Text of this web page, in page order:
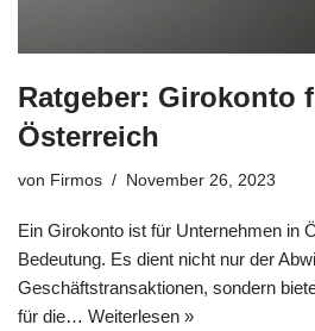
Ratgeber: Girokonto
Österreich
von Firmos November 26, 2023
Ein Girokonto ist für Unternehmen in
Bedeutung. Es dient nicht nur der
Geschäftstransaktionen, sondern
für die… Weiterlesen »